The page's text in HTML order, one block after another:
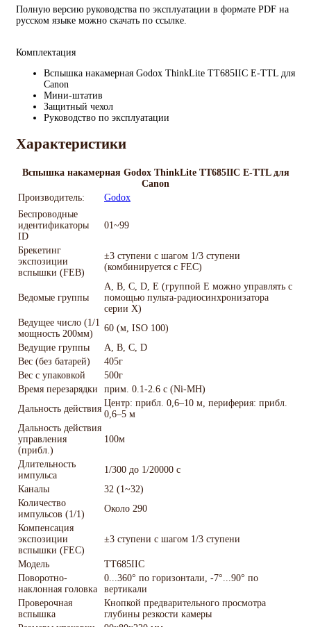
Полную версию руководства по эксплуатации в формате PDF на
русском языке можно скачать по ссылке.
Комплектация
Вспышка накамерная Godox ThinkLite TT685IIC E-TTL для
Canon
Мини-штатив
Защитный чехол
Руководство по эксплуатации
Характеристики
Вспышка накамерная Godox ThinkLite TT685IIC E-TTL для
Canon
Производитель:
Godox
Беспроводные
идентификаторы
ID
01~99
Брекетинг
экспозиции
вспышки (FEB)
±3 ступени с шагом 1/3 ступени
(комбинируется с FEC)
Ведомые группы
A, B, C, D, E (группой E можно управлять с
помощью пульта-радиосинхронизатора
серии X)
Ведущее число (1/1
мощность 200мм)
60 (м, ISO 100)
Ведущие группы
A, B, C, D
Вес (без батарей)
405г
Вес с упаковкой
500г
Время перезарядки
прим. 0.1-2.6 с (Ni-MH)
Дальность действия
Центр: прибл. 0,6–10 м, периферия: прибл.
0,6–5 м
Дальность действия
управления
(прибл.)
100м
Длительность
импульса
1/300 до 1/20000 с
Каналы
32 (1~32)
Количество
импульсов (1/1)
Около 290
Компенсация
экспозиции
вспышки (FEC)
±3 ступени с шагом 1/3 ступени
Модель
TT685IIC
Поворотно-
наклонная головка
0...360° по горизонтали, -7°...90° по
вертикали
Проверочная
вспышка
Кнопкой предварительного просмотра
глубины резкости камеры